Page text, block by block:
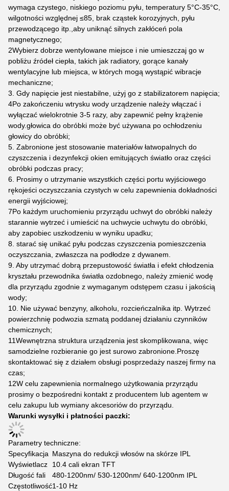
wymaga czystego, niskiego poziomu pyłu, temperatury 5°C-35°C,
wilgotności względnej ≤85, brak cząstek korozyjnych, pyłu
przewodzącego itp.,aby uniknąć silnych zakłóceń pola
magnetycznego;
2Wybierz dobrze wentylowane miejsce i nie umieszczaj go w
pobliżu źródeł ciepła, takich jak radiatory, gorące kanały
wentylacyjne lub miejsca, w których mogą wystąpić wibracje
mechaniczne;
3. Gdy napięcie jest niestabilne, użyj go z stabilizatorem napięcia;
4Po zakończeniu wtrysku wody urządzenie należy włączać i
wyłączać wielokrotnie 3-5 razy, aby zapewnić pełny krążenie
wody.głowica do obróbki może być używana po ochłodzeniu
głowicy do obróbki;
5. Zabronione jest stosowanie materiałów łatwopalnych do
czyszczenia i dezynfekcji okien emitujących światło oraz części
obróbki podczas pracy;
6. Prosimy o utrzymanie wszystkich części portu wyjściowego
rękojeści oczyszczania czystych w celu zapewnienia dokładności
energii wyjściowej;
7Po każdym uruchomieniu przyrządu uchwyt do obróbki należy
starannie wytrzeć i umieścić na uchwycie uchwytu do obróbki,
aby zapobiec uszkodzeniu w wyniku upadku;
8. starać się unikać pyłu podczas czyszczenia pomieszczenia
oczyszczania, zwłaszcza na podłodze z dywanem.
9. Aby utrzymać dobrą przepustowość światła i efekt chłodzenia
kryształu przewodnika światła ozdobnego, należy zmienić wodę
dla przyrządu zgodnie z wymaganym odstępem czasu i jakością
wody;
10. Nie używać benzyny, alkoholu, rozcieńczalnika itp. Wytrzeć
powierzchnię podwozia szmatą poddanej działaniu czynników
chemicznych;
11Wewnętrzna struktura urządzenia jest skomplikowana, więc
samodzielne rozbieranie go jest surowo zabronione.Proszę
skontaktować się z działem obsługi posprzedaży naszej firmy na
czas;
12W celu zapewnienia normalnego użytkowania przyrządu
prosimy o bezpośredni kontakt z producentem lub agentem w
celu zakupu lub wymiany akcesoriów do przyrządu.
Warunki wysyłki i płatności paczki:
Parametry techniczne:
Specyfikacja Maszyna do redukcji włosów na skórze IPL
Wyświetlacz
10.4 cali ekran TFT
Długość fali
480-1200nm/ 530-1200nm/ 640-1200nm IPL
Częstotliwość1-10 Hz